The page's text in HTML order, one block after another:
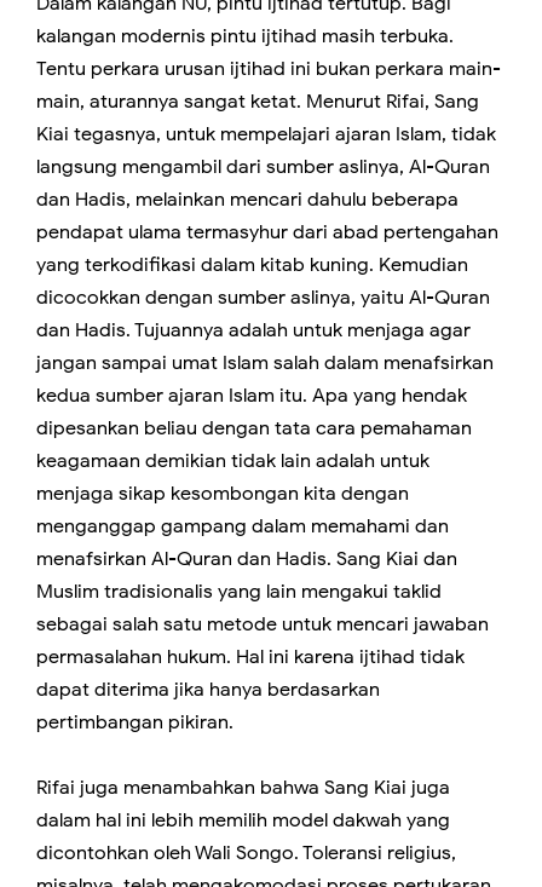
kalangan modernis pintu ijtihad masih terbuka.
Tentu perkara urusan ijtihad ini bukan perkara main-
main, aturannya sangat ketat. Menurut Rifai, Sang
Kiai tegasnya, untuk mempelajari ajaran Islam, tidak
langsung mengambil dari sumber aslinya, Al-Quran
dan Hadis, melainkan mencari dahulu beberapa
pendapat ulama termasyhur dari abad pertengahan
yang terkodifikasi dalam kitab kuning. Kemudian
dicocokkan dengan sumber aslinya, yaitu Al-Quran
dan Hadis. Tujuannya adalah untuk menjaga agar
jangan sampai umat Islam salah dalam menafsirkan
kedua sumber ajaran Islam itu. Apa yang hendak
dipesankan beliau dengan tata cara pemahaman
keagamaan demikian tidak lain adalah untuk
menjaga sikap kesombongan kita dengan
menganggap gampang dalam memahami dan
menafsirkan Al-Quran dan Hadis. Sang Kiai dan
Muslim tradisionalis yang lain mengakui taklid
sebagai salah satu metode untuk mencari jawaban
permasalahan hukum. Hal ini karena ijtihad tidak
dapat diterima jika hanya berdasarkan
pertimbangan pikiran.
Rifai juga menambahkan bahwa Sang Kiai juga
dalam hal ini lebih memilih model dakwah yang
dicontohkan oleh Wali Songo. Toleransi religius,